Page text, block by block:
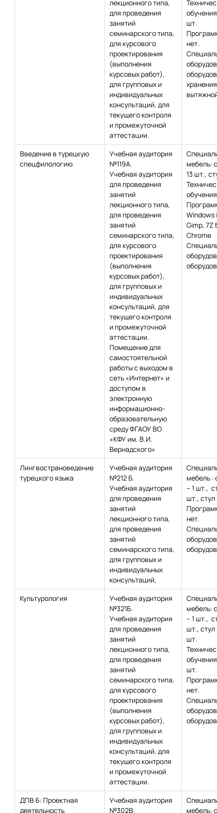
лекционного типа,
для проведения
занятий
семинарского типа,
для курсового
проектирования
(выполнения
курсовых работ),
для групповых и
индивидуальных
консультаций, для
текущего контроля
и промежуточной
аттестации.
шт.
нет.
Введение в турецкую
спецфилологию
Учебная аудитория
№119А.
Учебная аудитория
для проведения
занятий
лекционного типа,
для проведения
занятий
семинарского типа,
для курсового
проектирования
(выполнения
курсовых работ),
для групповых и
индивидуальных
консультаций, для
текущего контроля
и промежуточной
аттестации.
Помещение для
самостоятельной
работы с выходом в
сеть «Интернет» и
доступом в
электронную
информационно-
образовательную
среду ФГАОУ ВО
«КФУ им. В.И.
Вернадского»
мебель:
13 шт.,
Windows
Gimp, 7Z
Chrome
Лингвострановедение
турецкого языка
Учебная аудитория
№212 Б.
Учебная аудитория
для проведения
занятий
лекционного типа,
для проведения
занятий
семинарского типа,
для групповых и
индивидуальных
консультаций,
мебель :
– 1 шт.,
шт., стул
нет.
Культурология
Учебная аудитория
№321Б.
Учебная аудитория
для проведения
занятий
лекционного типа,
для проведения
занятий
семинарского типа,
для курсового
проектирования
(выполнения
курсовых работ),
для групповых и
индивидуальных
консультаций, для
текущего контроля
и промежуточной
аттестации.
мебель:
– 1 шт.,
шт., стул
шт.
шт.
нет.
ДПВ 6: Проектная
деятельность
Учебная аудитория
№302В.
мебель: